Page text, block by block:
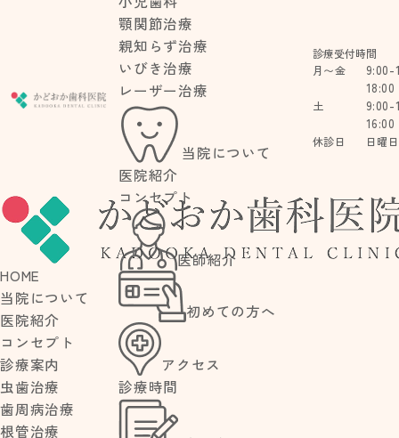
顎関節治療
親知らず治療
いびき治療
レーザー治療
当院について
医院紹介
コンセプト
医師紹介
初めての方へ
アクセス
診療時間
診療受付時間
月〜金
9:00-
18:00
土
9:00-
16:00
休診日 日曜日
HOME
当院について
医院紹介
コンセプト
診療案内
虫歯治療
歯周病治療
根管治療
ブログ